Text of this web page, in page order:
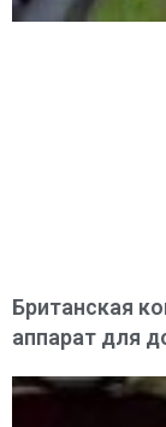
Британская
аппарат для